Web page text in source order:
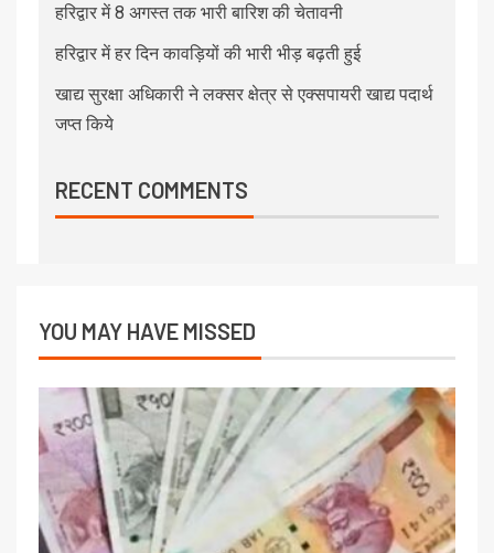
हरिद्वार में 8 अगस्त तक भारी बारिश की चेतावनी
हरिद्वार में हर दिन कावड़ियों की भारी भीड़ बढ़ती हुई
खाद्य सुरक्षा अधिकारी ने लक्सर क्षेत्र से एक्सपायरी खाद्य पदार्थ
जप्त किये
RECENT COMMENTS
YOU MAY HAVE MISSED